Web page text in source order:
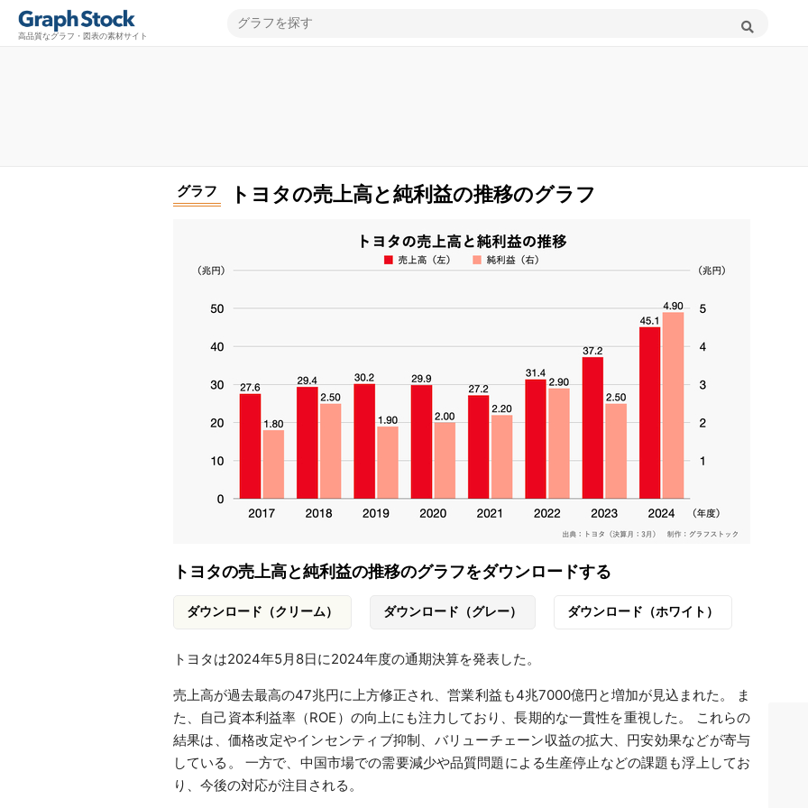
高品質なグラフ・図表の素材サイト
グラフ トヨタの売上高と純利益の推移のグラフ
トヨタの売上高と純利益の推移のグラフをダウンロードする
ダウンロード（クリーム） ダウンロード（グレー） ダウンロード（ホワイト）
トヨタは2024年5月8日に2024年度の通期決算を発表した。
売上高が過去最高の47兆円に上方修正され、営業利益も4兆7000億円と増加が見込まれた。 ​ま
た、自己資本利益率（ROE）の向上にも注力しており、長期的な一貫性を重視した。 ​これらの
結果は、価格改定やインセンティブ抑制、バリューチェーン収益の拡大、円安効果などが寄与
している。 ​一方で、中国市場での需要減少や品質問題による生産停止などの課題も浮上してお
り、今後の対応が注目される。